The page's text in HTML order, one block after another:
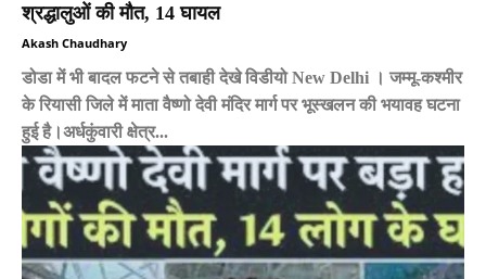
श्रद्धालुओं की मौत, 14 घायल
Akash Chaudhary
डोडा में भी बादल फटने से तबाही देखे विडीयो New Delhi । जम्मू-कश्मीर
के रियासी जिले में माता वैष्णो देवी मंदिर मार्ग पर भूस्खलन की भयावह घटना
हुई है।अर्धकुंवारी क्षेत्र...